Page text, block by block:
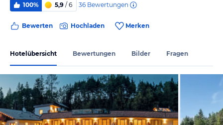
100% 5,9 / 6 36 Bewertungen
Bewerten Hochladen Merken
Hotelübersicht Bewertungen Bilder Fragen